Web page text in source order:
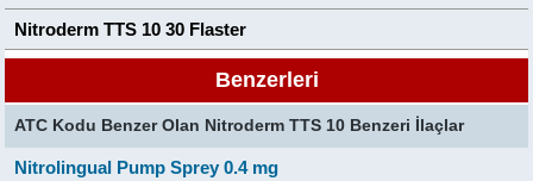
Nitroderm TTS 10 30 Flaster
Benzerleri
ATC Kodu Benzer Olan Nitroderm TTS 10 Benzeri İlaçlar
Nitrolingual Pump Sprey 0.4 mg